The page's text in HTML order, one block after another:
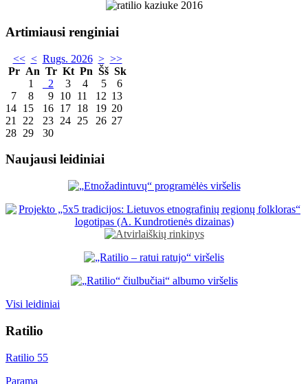
Artimiausi renginiai
<< < Rugs. 2026 > >>
Pr An Tr Kt Pn Šš Sk
1
2 3 4 5
6
7
8 9 10 11 12 13
14 15 16 17 18 19 20
21
22 23 24 25 26 27
28 29 30
Naujausi leidiniai
Visi leidiniai
Ratilio
Ratilio 55
Parama